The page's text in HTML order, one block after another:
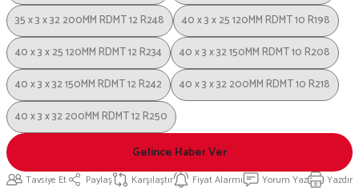
35 x 3 x 32 200MM RDMT 12 R248
40 x 3 x 25 120MM RDMT 10 R198
40 x 3 x 25 120MM RDMT 12 R234
40 x 3 x 32 150MM RDMT 10 R208
40 x 3 x 32 150MM RDMT 12 R242
40 x 3 x 32 200MM RDMT 10 R218
40 x 3 x 32 200MM RDMT 12 R250
Gelince Haber Ver
Tavsiye Et Paylaş Karşılaştır Fiyat Alarmı Yorum Yaz Yazdır